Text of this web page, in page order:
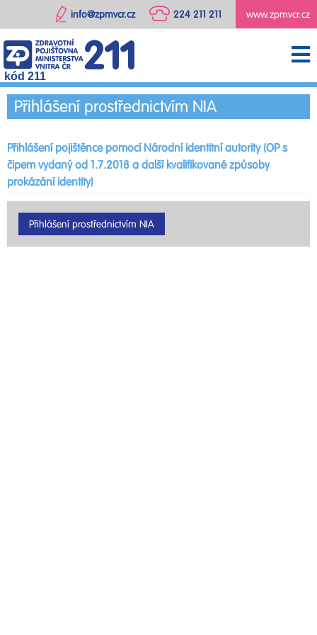
www.zpmvcr.cz
224 211 211
info@zpmvcr.cz
kód 211
Přihlášení prostřednictvím NIA
Přihlášení pojištěnce pomocí Národní identitní autority (OP s
čipem vydaný od 1.7.2018 a další kvalifikované způsoby
prokázání identity)